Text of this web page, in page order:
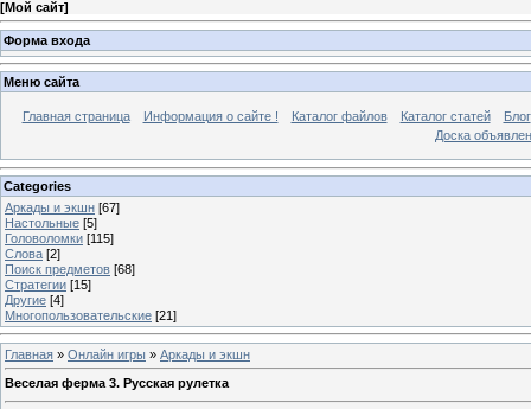
[Мой сайт]
Форма входа
Меню сайта
Главная страница Информация о сайте ! Каталог файлов Каталог статей
Блог
Доска
Categories
Аркады и экшн [67]
Настольные [5]
Головоломки [115]
Слова [2]
Поиск предметов [68]
Стратегии [15]
Другие [4]
Многопользовательские [21]
Главная » Онлайн игры » Аркады и экшн
Веселая ферма 3. Русская рулетка